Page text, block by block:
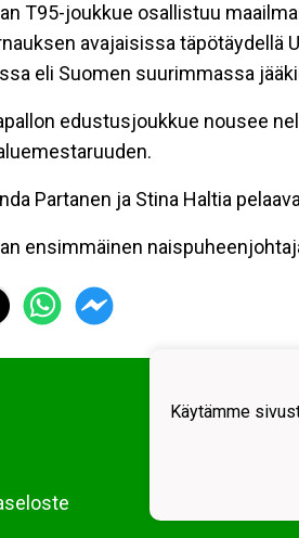
T95-joukkue osallistuu
avajaisissa täpötäydellä
eli Suomen suurimmassa
edustusjoukkue nousee
Partanen ja Stina Haltia
ensimmäinen
Käytämme